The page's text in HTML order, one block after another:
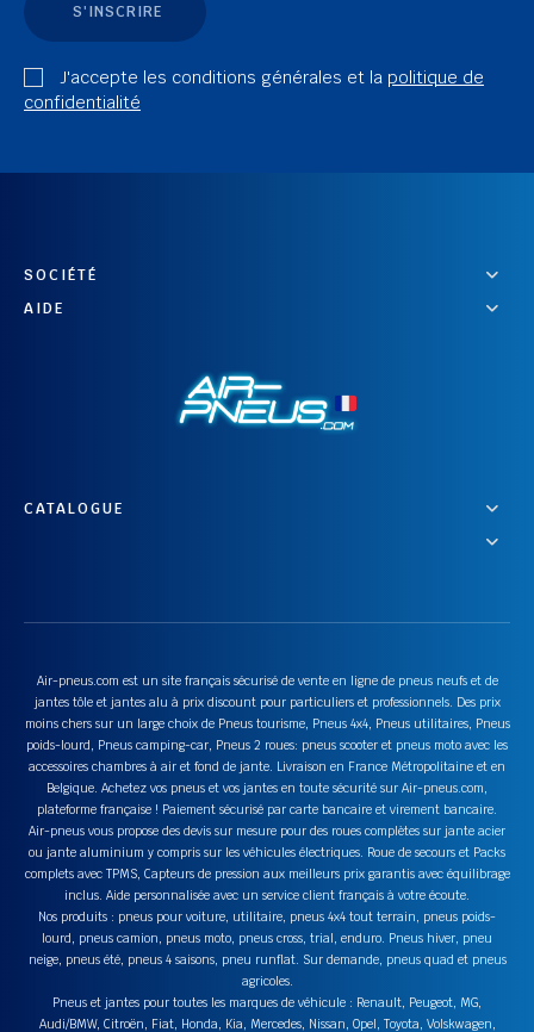
S'INSCRIRE
J'accepte les conditions générales et la politique de
confidentialité
SOCIÉTÉ
AIDE
CATALOGUE
Air-pneus.com est un site français sécurisé de vente en ligne de pneus neufs et de
jantes tôle et jantes alu à prix discount pour particuliers et professionnels. Des prix
moins chers sur un large choix de Pneus tourisme, Pneus 4x4, Pneus utilitaires, Pneus
poids-lourd, Pneus camping-car, Pneus 2 roues: pneus scooter et pneus moto avec les
accessoires chambres à air et fond de jante. Livraison en France Métropolitaine et en
Belgique. Achetez vos pneus et vos jantes en toute sécurité sur Air-pneus.com,
plateforme française ! Paiement sécurisé par carte bancaire et virement bancaire.
Air-pneus vous propose des devis sur mesure pour des roues complètes sur jante acier
ou jante aluminium y compris sur les véhicules électriques. Roue de secours et Packs
complets avec TPMS, Capteurs de pression aux meilleurs prix garantis avec équilibrage
inclus. Aide personnalisée avec un service client français à votre écoute.
Nos produits : pneus pour voiture, utilitaire, pneus 4x4 tout terrain, pneus poids-
lourd, pneus camion, pneus moto, pneus cross, trial, enduro. Pneus hiver, pneu
neige, pneus été, pneus 4 saisons, pneu runflat. Sur demande, pneus quad et pneus
agricoles.
Pneus et jantes pour toutes les marques de véhicule : Renault, Peugeot, MG,
Audi/BMW, Citroën, Fiat, Honda, Kia, Mercedes, Nissan, Opel, Toyota, Volskwagen,